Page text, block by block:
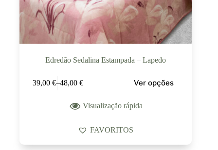
Edredão Sedalina Estampada – Lapedo
39,00 €–48,00 € Ver opções
Visualização rápida
FAVORITOS